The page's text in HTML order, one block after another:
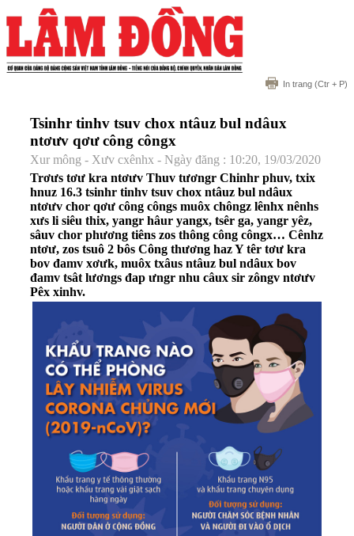
In trang (Ctr + P)
Tsinhr tinhv tsuv chox ntâuz bul ndâux
ntơưv qơư công côngx
Xur mông - Xưv cxênhx - Ngày đăng : 10:20, 19/03/2020
Trơưs tơư kra ntơưv Thuv tươngr Chinhr phuv, txix
hnuz 16.3 tsinhr tinhv tsuv chox ntâuz bul ndâux
ntơưv chor qơư công côngs muôx chôngz lênhx nênhs
xưs li siêu thix, yangr hâur yangx, tsêr ga, yangr yêz,
sâuv chor phương tiêns zos thông công côngx… Cênhz
ntơư, zos tsuô 2 bôs Công thương haz Y têr tơư kra
bov đamv xơưk, muôx txâus ntâuz bul ndâux bov
đamv tsât lươngs đap ưngr nhu câux sir zôngv ntơưv
Pêx xinhv.